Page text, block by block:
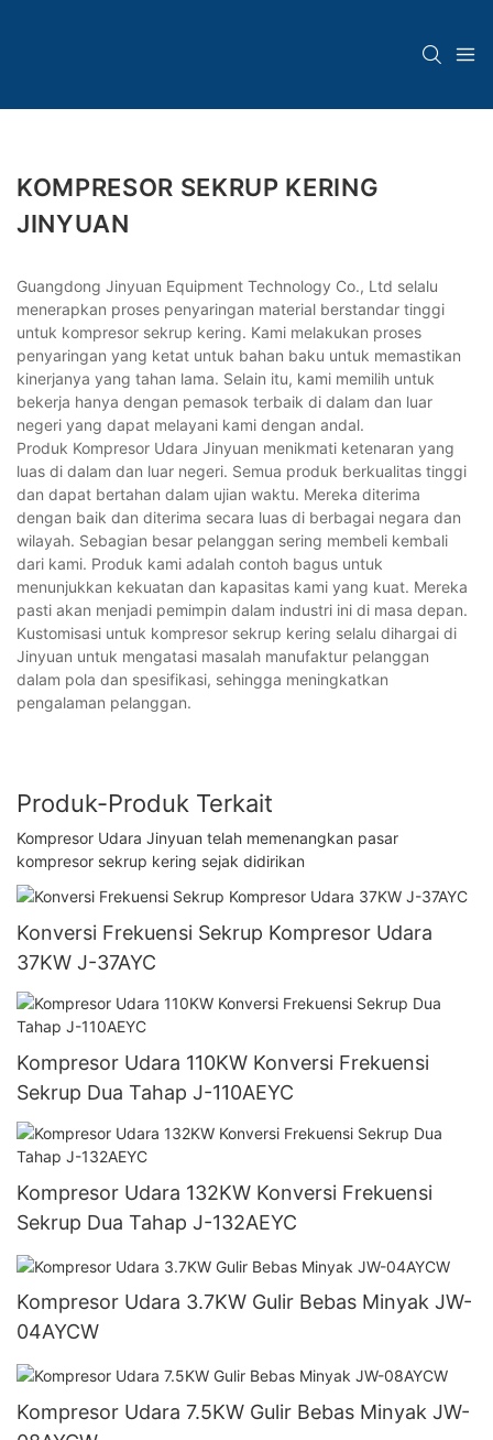
KOMPRESOR SEKRUP KERING
JINYUAN
Guangdong Jinyuan Equipment Technology Co., Ltd selalu
menerapkan proses penyaringan material berstandar tinggi
untuk kompresor sekrup kering. Kami melakukan proses
penyaringan yang ketat untuk bahan baku untuk memastikan
kinerjanya yang tahan lama. Selain itu, kami memilih untuk
bekerja hanya dengan pemasok terbaik di dalam dan luar
negeri yang dapat melayani kami dengan andal.
Produk Kompresor Udara Jinyuan menikmati ketenaran yang
luas di dalam dan luar negeri. Semua produk berkualitas tinggi
dan dapat bertahan dalam ujian waktu. Mereka diterima
dengan baik dan diterima secara luas di berbagai negara dan
wilayah. Sebagian besar pelanggan sering membeli kembali
dari kami. Produk kami adalah contoh bagus untuk
menunjukkan kekuatan dan kapasitas kami yang kuat. Mereka
pasti akan menjadi pemimpin dalam industri ini di masa depan.
Kustomisasi untuk kompresor sekrup kering selalu dihargai di
Jinyuan untuk mengatasi masalah manufaktur pelanggan
dalam pola dan spesifikasi, sehingga meningkatkan
pengalaman pelanggan.
Produk-Produk Terkait
Kompresor Udara Jinyuan telah memenangkan pasar
kompresor sekrup kering sejak didirikan
Konversi Frekuensi Sekrup Kompresor Udara
37KW J-37AYC
Kompresor Udara 110KW Konversi Frekuensi
Sekrup Dua Tahap J-110AEYC
Kompresor Udara 132KW Konversi Frekuensi
Sekrup Dua Tahap J-132AEYC
Kompresor Udara 3.7KW Gulir Bebas Minyak JW-
04AYCW
Kompresor Udara 7.5KW Gulir Bebas Minyak JW-